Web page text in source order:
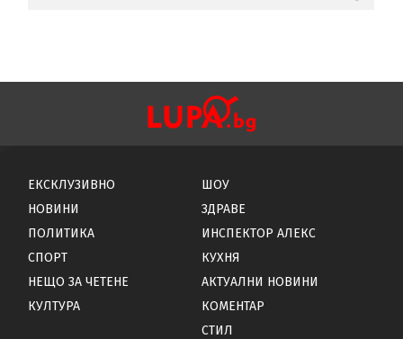
ЕКСКЛУЗИВНО
НОВИНИ
ПОЛИТИКА
СПОРТ
НЕЩО ЗА ЧЕТЕНЕ
КУЛТУРА
ШОУ
ЗДРАВЕ
ИНСПЕКТОР АЛЕКС
КУХНЯ
АКТУАЛНИ НОВИНИ
КОМЕНТАР
СТИЛ